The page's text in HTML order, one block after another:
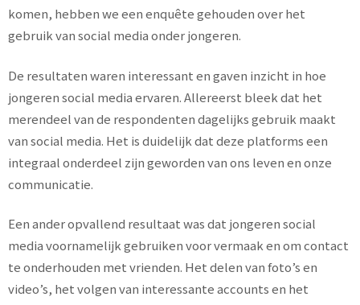
komen, hebben we een enquête gehouden over het
gebruik van social media onder jongeren.
De resultaten waren interessant en gaven inzicht in hoe
jongeren social media ervaren. Allereerst bleek dat het
merendeel van de respondenten dagelijks gebruik maakt
van social media. Het is duidelijk dat deze platforms een
integraal onderdeel zijn geworden van ons leven en onze
communicatie.
Een ander opvallend resultaat was dat jongeren social
media voornamelijk gebruiken voor vermaak en om contact
te onderhouden met vrienden. Het delen van foto’s en
video’s, het volgen van interessante accounts en het